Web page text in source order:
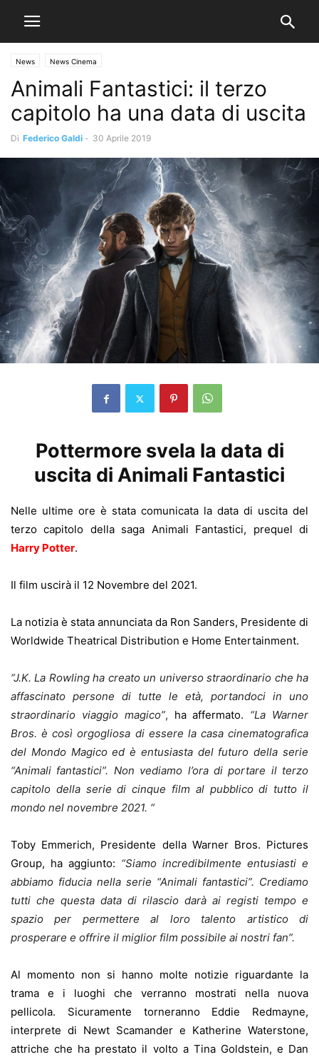
News News Cinema
Animali Fantastici: il terzo
capitolo ha una data di uscita
Di Federico Galdi - 30 Aprile 2019
Pottermore svela la data di
uscita di Animali Fantastici
Nelle ultime ore è stata comunicata la data di uscita del
terzo capitolo della saga Animali Fantastici, prequel di
Harry Potter.
Il film uscirà il 12 Novembre del 2021.
La notizia è stata annunciata da Ron Sanders, Presidente di
Worldwide Theatrical Distribution e Home Entertainment.
“J.K. La Rowling ha creato un universo straordinario che ha
affascinato persone di tutte le età, portandoci in uno
straordinario viaggio magico”, ha affermato. “La Warner
Bros. è così orgogliosa di essere la casa cinematografica
del Mondo Magico ed è entusiasta del futuro della serie
“Animali fantastici”. Non vediamo l’ora di portare il terzo
capitolo della serie di cinque film al pubblico di tutto il
mondo nel novembre 2021. “
Toby Emmerich, Presidente della Warner Bros. Pictures
Group, ha aggiunto: “Siamo incredibilmente entusiasti e
abbiamo fiducia nella serie “Animali fantastici”. Crediamo
tutti che questa data di rilascio darà ai registi tempo e
spazio per permettere al loro talento artistico di
prosperare e offrire il miglior film possibile ai nostri fan”.
Al momento non si hanno molte notizie riguardante la
trama e i luoghi che verranno mostrati nella nuova
pellicola. Sicuramente torneranno Eddie Redmayne,
interprete di Newt Scamander e Katherine Waterstone,
attriche che ha prestato il volto a Tina Goldstein, e Dan